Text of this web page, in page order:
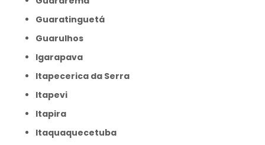
Guaratinguetá
Guarulhos
Igarapava
Itapecerica da Serra
Itapevi
Itapira
Itaquaquecetuba